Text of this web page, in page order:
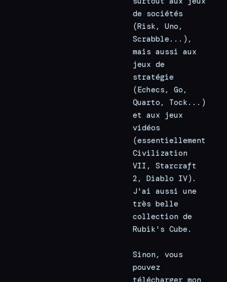
de sociétés
(Risk, Uno,
Scrabble...),
mais aussi aux
jeux de
stratégie
(Echecs, Go,
Quarto, Tock...)
et aux jeux
vidéos
(essentiellement
Civilization
VII, Starcraft
2, Diablo IV).
J'ai aussi une
très belle
collection de
Rubik's Cube.
Sinon, vous
pouvez